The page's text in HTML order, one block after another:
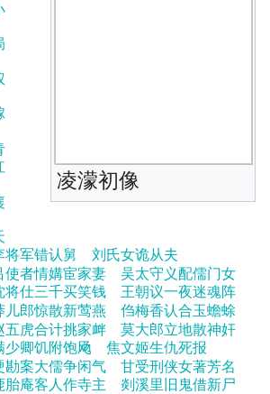
凌濛初像
错认舅 刘氏女诡从夫
情媾宦家妻 吴太守义配儒门女
三千买笑钱 王朝议一夜迷魂阵
惊散新莺燕 㑇梅香认合玉蟾蜍
合计挑家衅 莫大郎立地散神奸
卿饥附饱飏 焦文姬生仇死报
案大儒争闲气 甘受刑侠女著芳名
庵客人作寺主 剡溪里旧鬼借新尸